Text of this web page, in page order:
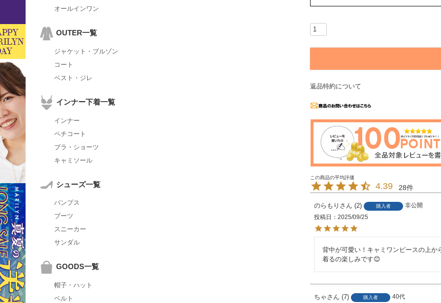
オールインワン
OUTER一覧
ジャケット・ブルゾン
コート
ベスト・ジレ
インナー下着一覧
インナー
ペチコート
ブラ・ショーツ
キャミソール
シューズ一覧
パンプス
ブーツ
スニーカー
サンダル
GOODS一覧
帽子・ハット
ベルト
返品特約について
4.39 28
のらもり 2 購入者
非公開
投稿日
2025/09/25
背中が可愛い！キャミワンピースの上か
着るの楽しみです😊
ちゃ 7 購入者
40代